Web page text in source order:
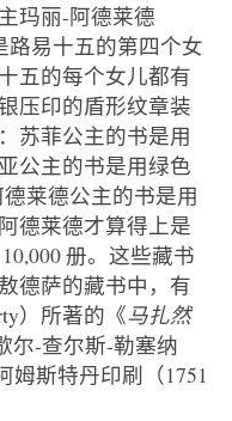
玛丽-阿德莱德
路易十五的第四个女
五的每个女儿都有
压印的盾形纹章装
苏菲公主的书是用
公主的书是用绿色
莱德公主的书是用
德莱德才算得上是
册。这些藏书
德萨的藏书中，有
）所著的《马扎然
尔-查尔斯-勒塞纳
姆斯特丹印刷（1751